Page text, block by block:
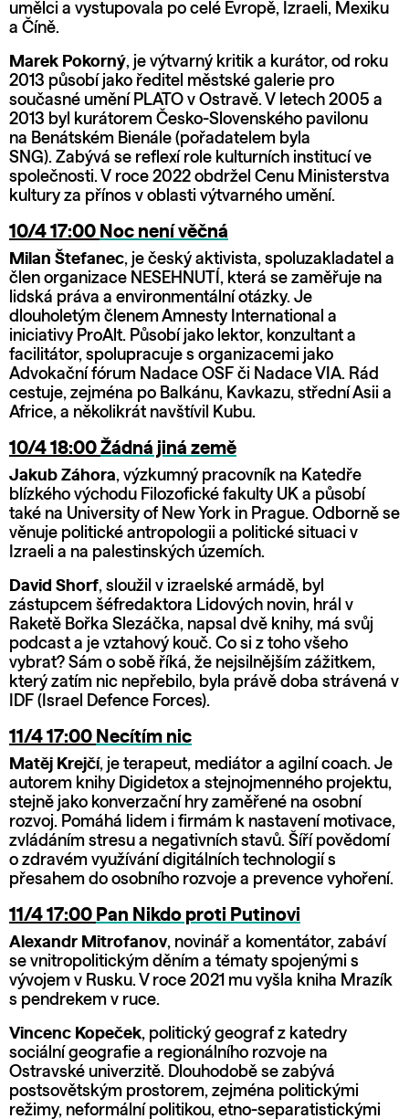
umělci a vystupovala po celé Evropě, Izraeli, Mexiku
a Číně.
M‍arek Pokorný, je výtvarný kritik a kurátor, od roku
2013 působí jako ředitel městské galerie pro
současné umění PLATO v Ostravě. V letech 2005 a
2013 byl kurátorem Česko-Slovenského pavilonu
na Benátském Bienále (pořadatelem byla
SNG). Zabývá se reflexí role kulturních institucí ve
společnosti. V roce 2022 obdržel Cenu Ministerstva
kultury za přínos v oblasti výtvarného umění.
10/4 17:00 Noc není věčná
Milan Štefanec, je český aktivista, spoluzakladatel a
člen organizace NESEHNUTÍ, která se zaměřuje na
lidská práva a environmentální otázky. Je
dlouholetým členem Amnesty International a
iniciativy ProAlt. Působí jako lektor, konzultant a
facilitátor, spolupracuje s organizacemi jako
Advokační fórum Nadace OSF či Nadace VIA. Rád
cestuje, zejména po Balkánu, Kavkazu, střední Asii a
Africe, a několikrát navštívil Kubu.
10/4 18:00 Žádná jiná země
Jakub Záhora, výzkumný pracovník na Katedře
blízkého východu Filozofické fakulty UK a působí
také na University of New York in Prague. Odborně se
věnuje politické antropologii a politické situaci v
Izraeli a na palestinských územích.
David Shorf, sloužil v izraelské armádě, byl
zástupcem šéfredaktora Lidových novin, hrál v
Raketě Bořka Slezáčka, napsal dvě knihy, má svůj
podcast a je vztahový kouč. Co si z toho všeho
vybrat? Sám o sobě říká, že nejsilnějším zážitkem,
který zatím nic nepřebilo, byla právě doba strávená v
IDF (Israel Defence Forces).
11/4 17:00 Necítím nic
Matěj Krejčí, je terapeut, mediátor a agilní coach. Je
autorem knihy Digidetox a stejnojmenného projektu,
stejně jako konverzační hry zaměřené na osobní
rozvoj. Pomáhá lidem i firmám k nastavení motivace,
zvládáním stresu a negativních stavů. Šíří povědomí
o zdravém využívání digitálních technologií s
přesahem do osobního rozvoje a prevence vyhoření.
11/4 17:00 Pan Nikdo proti Putinovi
Alexandr Mitrofanov, novinář a komentátor, zabáví
se vnitropolitickým děním a tématy spojenými s
vývojem v Rusku. V roce 2021 mu vyšla kniha Mrazík
s pendrekem v ruce.
Vincenc Kopeček, politický geograf z katedry
sociální geografie a regionálního rozvoje na
Ostravské univerzitě. Dlouhodobě se zabývá
postsovětským prostorem, zejména politickými
režimy, neformální politikou, etno-separatistickými